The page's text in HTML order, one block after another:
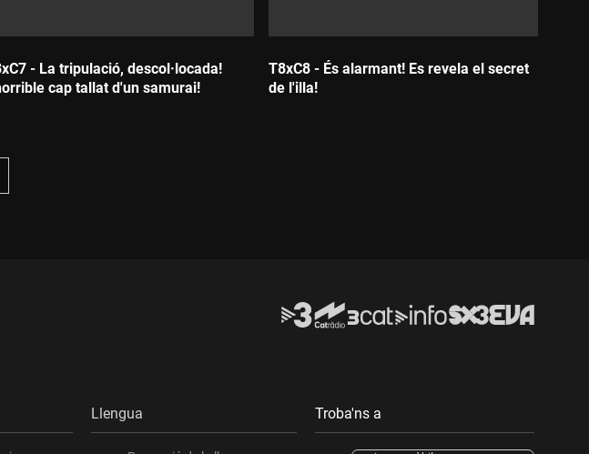
- La tripulació, descol·locada!
cap tallat d'un samurai!
T8xC8 - És alarmant! Es revela el secret
de l'illa!
Llengua Troba'ns a